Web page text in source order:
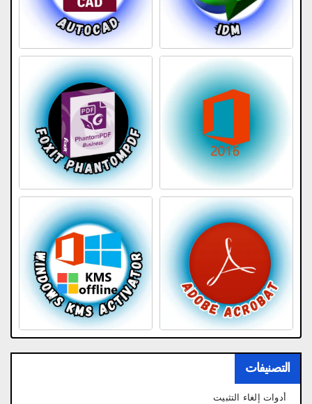
التصنيفات
أدوات إلغاء التثبيت